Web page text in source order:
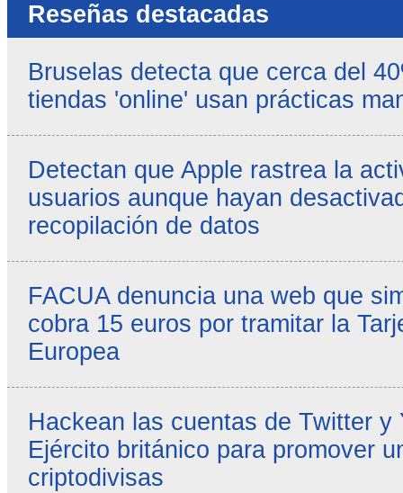
Reseñas destacadas
Bruselas detecta que cerca del
tiendas 'online' usan prácticas
Detectan que Apple rastrea la
usuarios aunque hayan
recopilación de datos
FACUA denuncia una web que
cobra 15 euros por tramitar la
Europea
Hackean las cuentas de Twitter y
Ejército británico para promover
criptodivisas